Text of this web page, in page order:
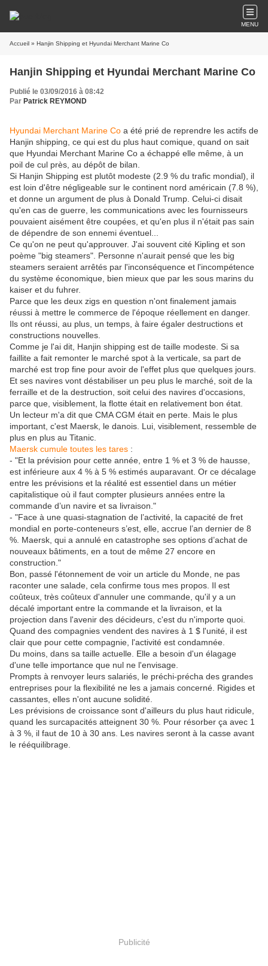
MENU
Accueil » Hanjin Shipping et Hyundai Merchant Marine Co
Hanjin Shipping et Hyundai Merchant Marine Co
Publié le 03/09/2016 à 08:42
Par Patrick REYMOND
Hyundai Merchant Marine Co a été prié de reprendre les actifs de
Hanjin shipping, ce qui est du plus haut comique, quand on sait
que Hyundai Merchant Marine Co a échappé elle même, à un
poil de cul près, au dépôt de bilan.
Si Hanjin Shipping est plutôt modeste (2.9 % du trafic mondial), il
est loin d'être négligeable sur le continent nord américain (7.8 %),
et donne un argument de plus à Donald Trump. Celui-ci disait
qu'en cas de guerre, les communications avec les fournisseurs
pouvaient aisément être coupées, et qu'en plus il n'était pas sain
de dépendre de son ennemi éventuel...
Ce qu'on ne peut qu'approuver. J'ai souvent cité Kipling et son
poème "big steamers". Personne n'aurait pensé que les big
steamers seraient arrêtés par l'inconséquence et l'incompétence
du système économique, bien mieux que par les sous marins du
kaiser et du fuhrer.
Parce que les deux zigs en question n'ont finalement jamais
réussi à mettre le commerce de l'époque réellement en danger.
Ils ont réussi, au plus, un temps, à faire égaler destructions et
constructions nouvelles.
Comme je l'ai dit, Hanjin shipping est de taille modeste. Si sa
faillite a fait remonter le marché spot à la verticale, sa part de
marché est trop fine pour avoir de l'effet plus que quelques jours.
Et ses navires vont déstabiliser un peu plus le marché, soit de la
ferraille et de la destruction, soit celui des navires d'occasions,
parce que, visiblement, la flotte était en relativement bon état.
Un lecteur m'a dit que CMA CGM était en perte. Mais le plus
important, c'est Maersk, le danois. Lui, visiblement, ressemble de
plus en plus au Titanic.
Maersk cumule toutes les tares :
- "Et la prévision pour cette année, entre 1 % et 3 % de hausse,
est inférieure aux 4 % à 5 % estimés auparavant. Or ce décalage
entre les prévisions et la réalité est essentiel dans un métier
capitalistique où il faut compter plusieurs années entre la
commande d’un navire et sa ­livraison."
- "Face à une quasi-stagnation de l’activité, la capacité de fret
mondial en porte-conteneurs s’est, elle, accrue l’an dernier de 8
%. Maersk, qui a annulé en catastrophe ses options d’achat de
nouveaux bâtiments, en a tout de même 27 encore en
construction."
Bon, passé l'étonnement de voir un article du Monde, ne pas
raconter une salade, cela confirme tous mes propos. Il est
coûteux, très coûteux d'annuler une commande, qu'il y a un
décalé important entre la commande et la livraison, et la
projection dans l'avenir des décideurs, c'est du n'importe quoi.
Quand des compagnies vendent des navires à 1 $ l'unité, il est
clair que pour cette compagnie, l'activité est condamnée.
Du moins, dans sa taille actuelle. Elle a besoin d'un élagage
d'une telle importance que nul ne l'envisage.
Prompts à renvoyer leurs salariés, le préchi-précha des grandes
entreprises pour la flexibilité ne les a jamais concerné. Rigides et
cassantes, elles n'ont aucune solidité.
Les prévisions de croissance sont d'ailleurs du plus haut ridicule,
quand les surcapacités atteignent 30 %. Pour résorber ça avec 1
à 3 %, il faut de 10 à 30 ans. Les navires seront à la casse avant
le rééquilibrage.
Publicité